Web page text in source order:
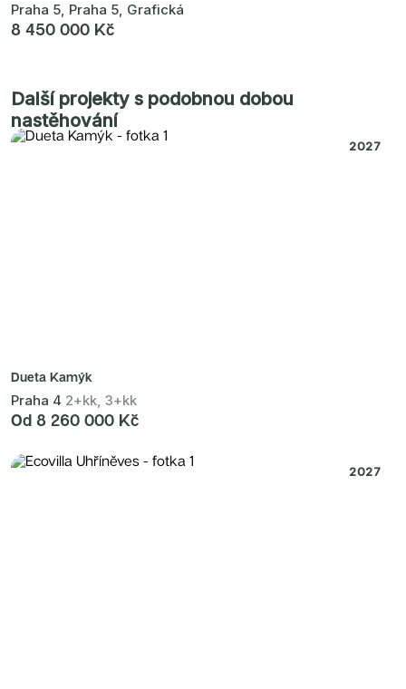
Praha 5, Praha 5, Grafická
8 450 000 Kč
Další projekty s podobnou dobou
nastěhování
2027
Dueta Kamýk
Praha 4 2+kk, 3+kk
Od 8 260 000 Kč
2027